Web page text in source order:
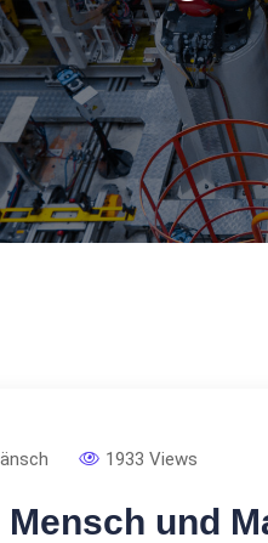
1933 Views
und